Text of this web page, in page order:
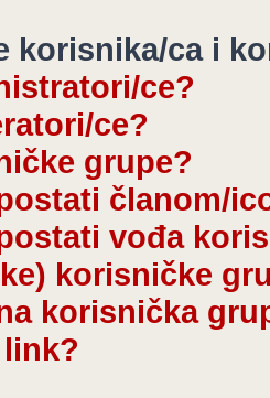
korisnika/ca i
ce?
ce?
grupe?
članom/
vođa
korisničke
korisnička
link?